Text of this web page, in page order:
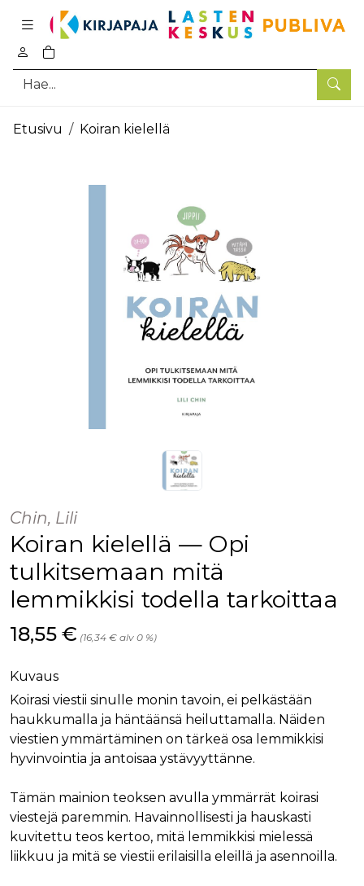
Hae
0
tuotetta ostoskorissa
Pääsisältö
Etusivu Koiran kielellä
Chin, Lili
Koiran kielellä — Opi
tulkitsemaan mitä
lemmikkisi todella tarkoittaa
Hinta nyt
18,55 € (16,34 € alv 0 %)
Kuvaus
Koirasi viestii sinulle monin tavoin, ei pelkästään
haukkumalla ja häntäänsä heiluttamalla. Näiden
viestien ymmärtäminen on tärkeä osa lemmikkisi
hyvinvointia ja antoisaa ystävyyttänne.
Tämän mainion teoksen avulla ymmärrät koirasi
viestejä paremmin. Havainnollisesti ja hauskasti
kuvitettu teos kertoo, mitä lemmikkisi mielessä
liikkuu ja mitä se viestii erilaisilla eleillä ja asennoilla.